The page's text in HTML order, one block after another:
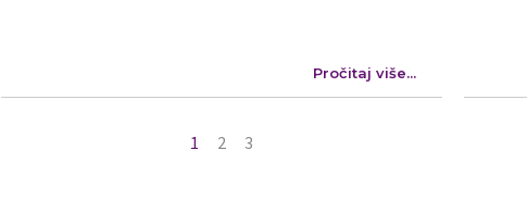
Pročitaj više...
1 2 3